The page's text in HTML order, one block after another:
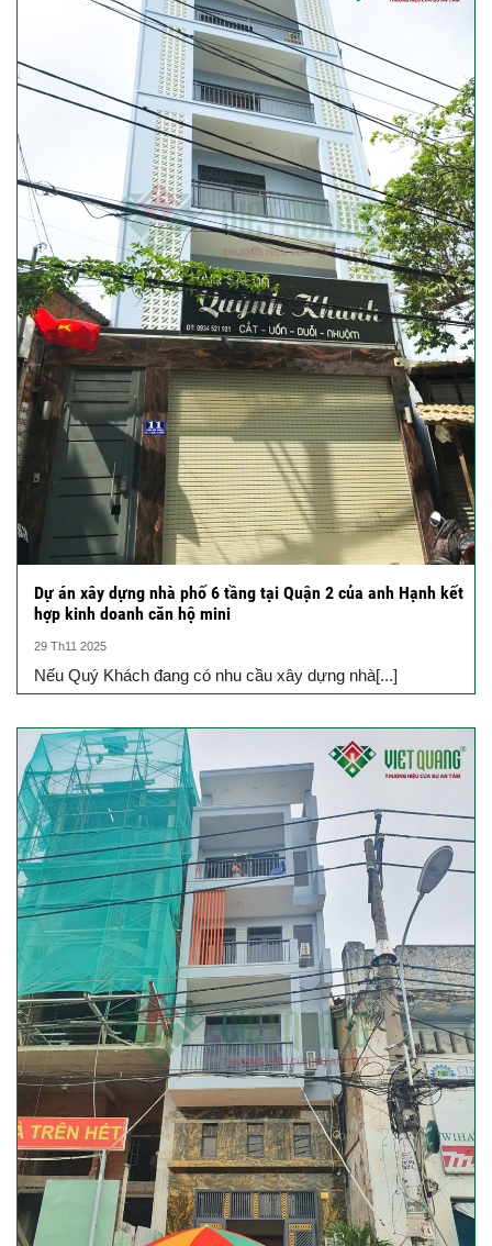
Dự án xây dựng nhà phố 6 tầng tại Quận 2 của anh Hạnh kết
hợp kinh doanh căn hộ mini
29 Th11 2025
Nếu Quý Khách đang có nhu cầu xây dựng nhà[...]